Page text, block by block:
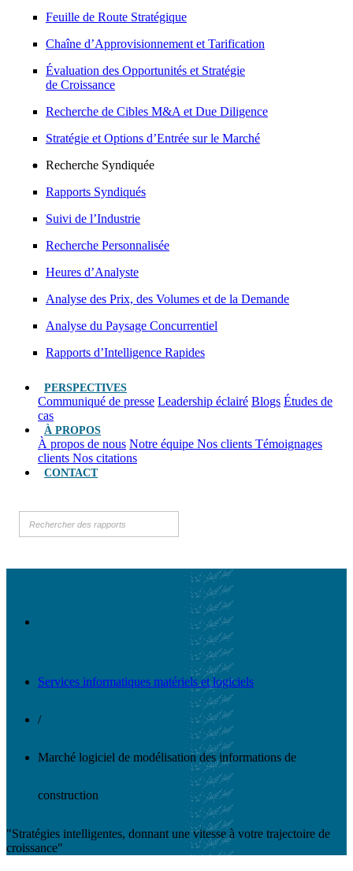
Feuille de Route Stratégique
Chaîne d’Approvisionnement et Tarification
Évaluation des Opportunités et Stratégie
de Croissance
Recherche de Cibles M&A et Due Diligence
Stratégie et Options d’Entrée sur le Marché
Recherche Syndiquée
Rapports Syndiqués
Suivi de l’Industrie
Recherche Personnalisée
Heures d’Analyste
Analyse des Prix, des Volumes et de la Demande
Analyse du Paysage Concurrentiel
Rapports d’Intelligence Rapides
PERSPECTIVES
Communiqué de presse Leadership éclairé Blogs Études de
cas
À PROPOS
À propos de nous Notre équipe Nos clients Témoignages
clients Nos citations
CONTACT
Services informatiques matériels et logiciels
/
Marché logiciel de modélisation des informations de
construction
"Stratégies intelligentes, donnant une vitesse à votre trajectoire de
croissance"